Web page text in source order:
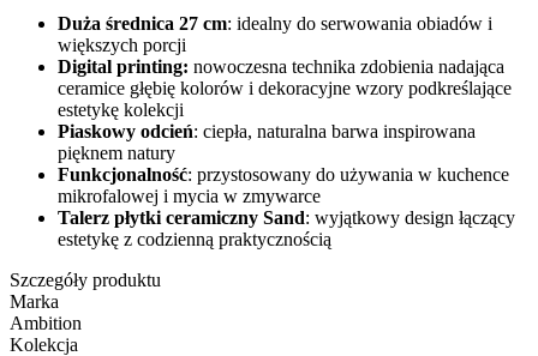
Duża średnica 27 cm: idealny do serwowania obiadów i
większych porcji
Digital printing: nowoczesna technika zdobienia nadająca
ceramice głębię kolorów i dekoracyjne wzory podkreślające
estetykę kolekcji
Piaskowy odcień: ciepła, naturalna barwa inspirowana
pięknem natury
Funkcjonalność: przystosowany do używania w kuchence
mikrofalowej i mycia w zmywarce
Talerz płytki ceramiczny Sand: wyjątkowy design łączący
estetykę z codzienną praktycznością
Szczegóły produktu
Marka
Ambition
Kolekcja